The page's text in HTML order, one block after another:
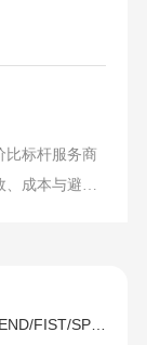
比标杆服务商
下一篇：中国到加拿大海运航线有几条：时效、成本与避坑指南
家敢承诺“准达率第一”